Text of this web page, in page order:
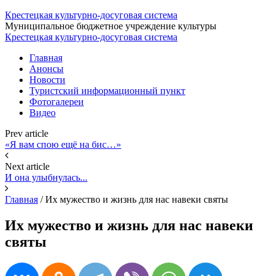
Крестецкая культурно-досуговая система
Муниципальное бюджетное учреждение культуры
Крестецкая культурно-досуговая система
Главная
Анонсы
Новости
Туристский информационный пункт
Фотогалереи
Видео
Prev article
«Я вам спою ещё на бис…»
Next article
И она улыбнулась...
Главная /Их мужество и жизнь для нас навеки святы
Их мужество и жизнь для нас навеки
святы